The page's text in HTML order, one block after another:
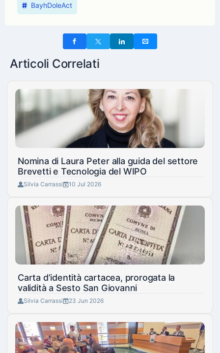
BayhDoleAct
Articoli Correlati
Nomina di Laura Peter alla guida del settore
Brevetti e Tecnologia del WIPO
Silvia Carrassi 10 Jul 2026
Carta d’identità cartacea, prorogata la
validità a Sesto San Giovanni
Silvia Carrassi 23 Jun 2026